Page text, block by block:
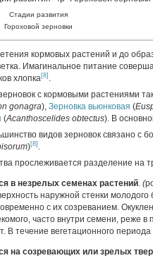
Стадии развития
Гороховой зерновки
кормовых растений и до
Имагинальное питание
хлопка[8] .
с кормовыми растениями
gonagra), Зерновка вьюнковая (
(Acanthoscelides obtectus). В
видов зерновок связано с
)[8] .
прослеживается разделение на
в незрелых семенах растений. (
наружной стенки
с их созреванием.
часто внутри семени, реже
В течение вегетационного
на созревающих или зрелых